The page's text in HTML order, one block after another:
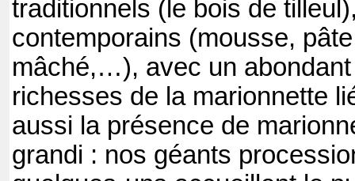
traditionnels (le bois de
contemporains (mousse,
mâché,…), avec un
richesses de la marionnette
aussi la présence de
grandi : nos géants